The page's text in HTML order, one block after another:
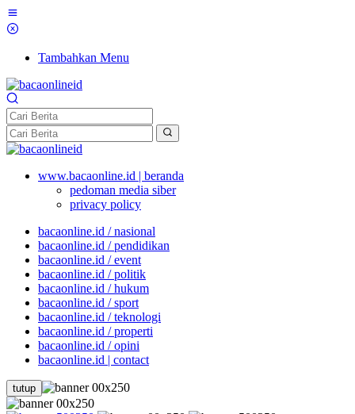
Tambahkan Menu
www.bacaonline.id | beranda
pedoman media siber
privacy policy
bacaonline.id / nasional
bacaonline.id / pendidikan
bacaonline.id / event
bacaonline.id / politik
bacaonline.id / hukum
bacaonline.id / sport
bacaonline.id / teknologi
bacaonline.id / properti
bacaonline.id / opini
bacaonline.id | contact
tutup